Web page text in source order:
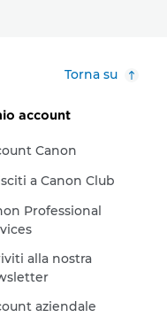
Torna su
account
Canon
a Canon Club
Professional
alla nostra
aziendale